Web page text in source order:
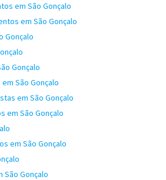
em São Gonçalo
em São Gonçalo
Gonçalo
Gonçalo
São Gonçalo
em São Gonçalo
em São Gonçalo
em São Gonçalo
São Gonçalo